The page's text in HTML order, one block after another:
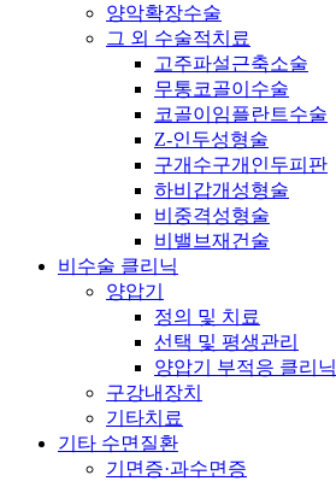
양악확장수술
그 외 수술적치료
고주파설근축소술
무통코골이수술
코골이임플란트수술
Z-인두성형술
구개수구개인두피판
하비갑개성형술
비중격성형술
비밸브재건술
비수술 클리닉
양압기
정의 및 치료
선택 및 평생관리
양압기 부적응 클리닉
구강내장치
기타치료
기타 수면질환
기면증·과수면증